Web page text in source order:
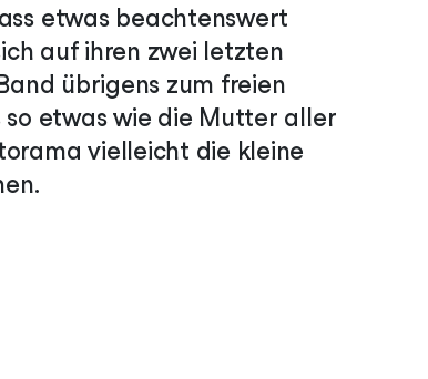
etwas beachtenswert
auf ihren zwei letzten
übrigens zum freien
so etwas wie die Mutter aller
vielleicht die kleine